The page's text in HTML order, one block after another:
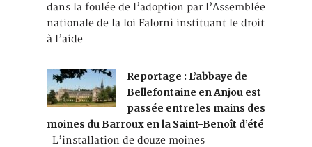
dans la foulée de l’adoption par l’Assemblée
nationale de la loi Falorni instituant le droit
à l’aide
Reportage : L’abbaye de
Bellefontaine en Anjou est
passée entre les mains des
moines du Barroux en la Saint-Benoît d’été
L’installation de douze moines